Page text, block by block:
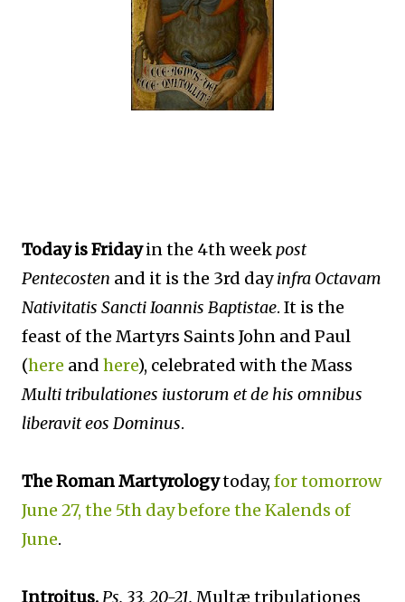
Today is Fridayin the 4th weekpost
Pentecosten and it is the 3rd dayinfra Octavam
Nativitatis Sancti Ioannis Baptistae. It is the
feast of the Martyrs Saints John and Paul
(here and here), celebrated with the Mass
Multi tribulationes iustorum et de his omnibus
liberavit eos Dominus.
The Roman Martyrologytoday, for tomorrow
June 27, the 5th day before the Kalends of
June.
Introitus.Ps. 33, 20-21. Multæ tribulationes